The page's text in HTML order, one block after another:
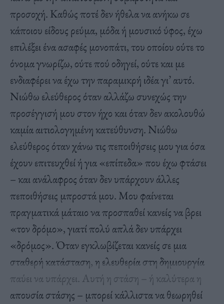
προσοχή. Kαθώς ποτέ δεν ήθελα να ανήκω σε
κάποιου είδους ρεύμα, μόδα ή μουσικό ύφος, έχω
επιλέξει ένα ασαφές μονοπάτι, του οποίου ούτε το
όνομα γνωρίζω, ούτε πού οδηγεί, ούτε και με
ενδιαφέρει να έχω την παραμικρή ιδέα γι’ αυτό.
Νιώθω ελεύθερος όταν αλλάζω συνεχώς την
προσέγγισή μου στον ήχο και όταν δεν ακολουθώ
καμία αιτιολογημένη κατεύθυνση. Νιώθω
ελεύθερος όταν χάνω τις πεποιθήσεις μου για όσα
έχουν επιτευχθεί ή για «επίπεδα» που έχω φτάσει
– και ανάλαφρος όταν δεν υπάρχουν άλλες
πεποιθήσεις μπροστά μου. Μου φαίνεται
πραγματικά μάταιο να προσπαθεί κανείς να βρει
«τον δρόμο», γιατί πολύ απλά δεν υπάρχει
«δρόμος». Όταν εγκλωβίζεται κανείς σε μια
σταθερή κατάσταση, η ελευθερία στη δημιουργία
παύει να υπάρχει. Αυτή η στάση – ή καλύτερα η
απουσία στάσης – μπορεί κάλλιστα να θεωρηθεί